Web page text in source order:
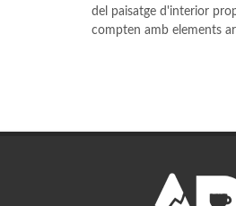
del paisatge d'interior
compten amb elements